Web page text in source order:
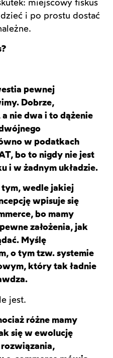
miejscowy fiskus
i po prostu dostać
pewnej
Dobrze,
nie dwa i to dążenie
w podatkach
bo to nigdy nie jest
i w żadnym układzie.
tym, wedle jakiej
wpisuje się
bo mamy
założenia, jak
Myślę
o tym tzw. systemie
który tak ładnie
jest.
różne mamy
się w ewolucję